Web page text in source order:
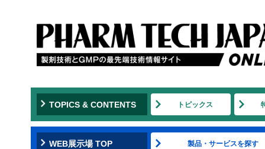
TOPICS & CONTENTS トピックス
WEB展示場 TOP 製品・サービスを探す